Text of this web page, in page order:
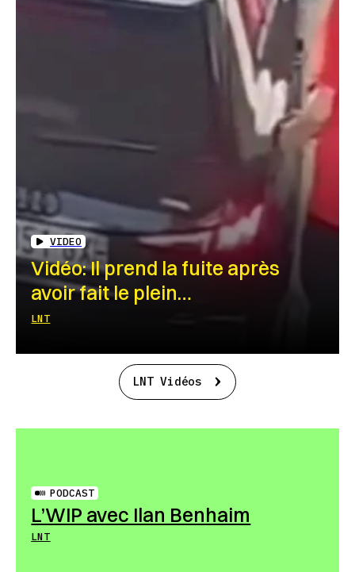
VIDEO
Vidéo: Il prend la fuite après
avoir fait le plein…
LNT
LNT Vidéos
PODCAST
L’WIP avec Ilan Benhaim
LNT